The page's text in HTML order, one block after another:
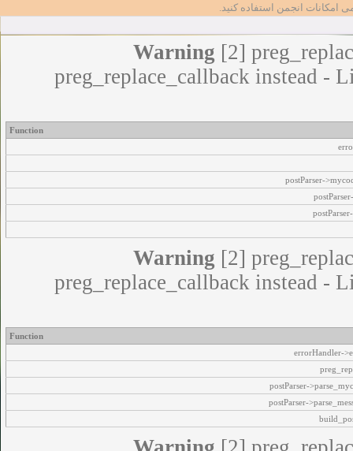
امکانات انجمن استفاده کنید.
Warning [2]
preg_replace_callback instead -
Function
postParser-
Warning [2]
preg_replace_callback instead -
Function
errorHandler-
postParser-
postParser-